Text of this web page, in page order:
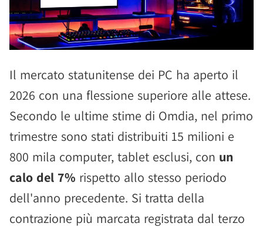
Il mercato statunitense dei PC ha aperto il
2026 con una flessione superiore alle attese.
Secondo le ultime stime di Omdia, nel primo
trimestre sono stati distribuiti 15 milioni e
800 mila computer, tablet esclusi, con un
calo del 7% rispetto allo stesso periodo
dell'anno precedente. Si tratta della
contrazione più marcata registrata dal terzo